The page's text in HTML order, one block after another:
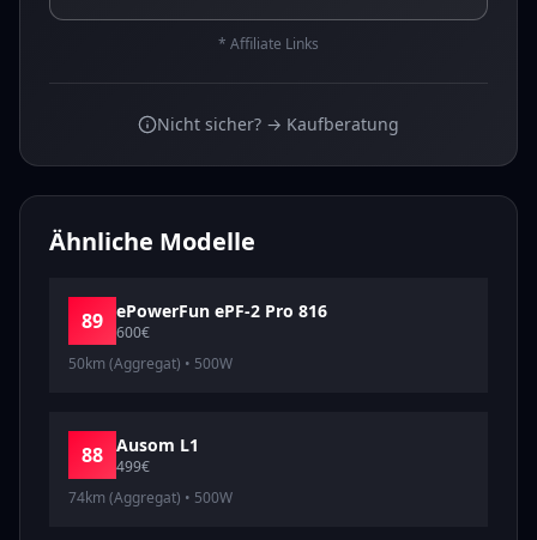
* Affiliate Links
Nicht sicher? → Kaufberatung
Ähnliche Modelle
89 ePowerFun ePF-2 Pro 816
600€
50km (Aggregat) • 500W
88 Ausom L1
499€
74km (Aggregat) • 500W